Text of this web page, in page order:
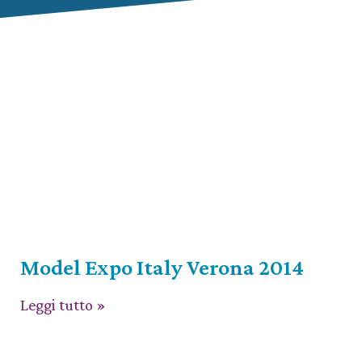
Model Expo Italy Verona 2014
Leggi tutto »